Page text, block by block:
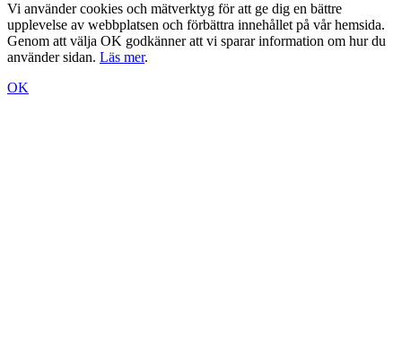
Vi använder cookies och mätverktyg för att ge dig en bättre
upplevelse av webbplatsen och förbättra innehållet på vår hemsida.
Genom att välja OK godkänner att vi sparar information om hur du
använder sidan. Läs mer.
OK